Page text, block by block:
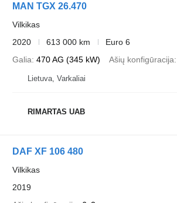
MAN TGX 26.470
Vilkikas
2020
613 000 km
Euro 6
Galia 470 AG (345 kW) Ašių konfigūracija
Lietuva, Varkaliai
RIMARTAS UAB
DAF XF 106 480
Vilkikas
2019